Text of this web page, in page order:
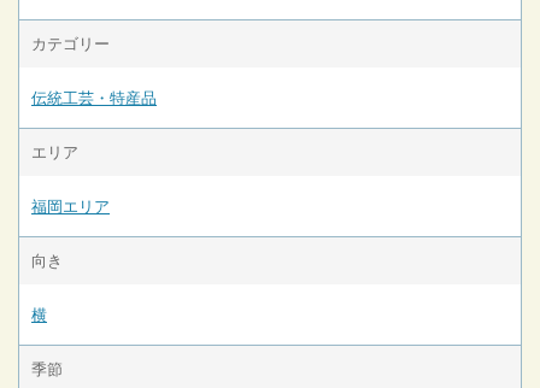
カテゴリー
伝統工芸・特産品
エリア
福岡エリア
向き
横
季節